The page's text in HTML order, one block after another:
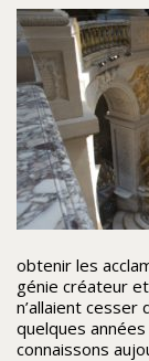
obtenir les
génie créateur
n’allaient cesser
quelques
connaissons